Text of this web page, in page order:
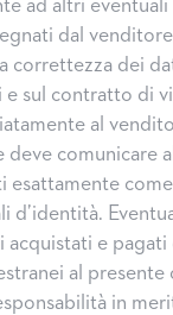
ad altri eventuali
dal
correttezza dei
sul contratto di
al
comunicare
esattamente
d’identità.
acquistati e
al
in